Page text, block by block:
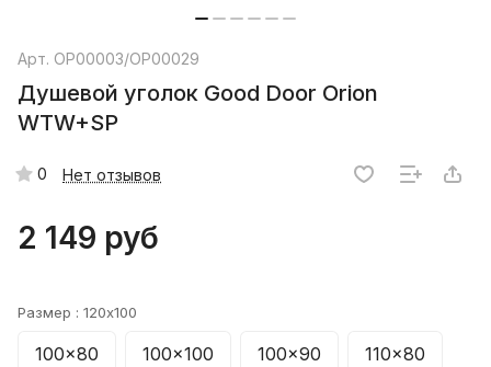
Арт. ОР00003/ОР00029
Душевой уголок Good Door Orion
WTW+SP
0 Нет отзывов
2 149 руб
Размер : 120x100
100x80 100x100 100x90 110x80